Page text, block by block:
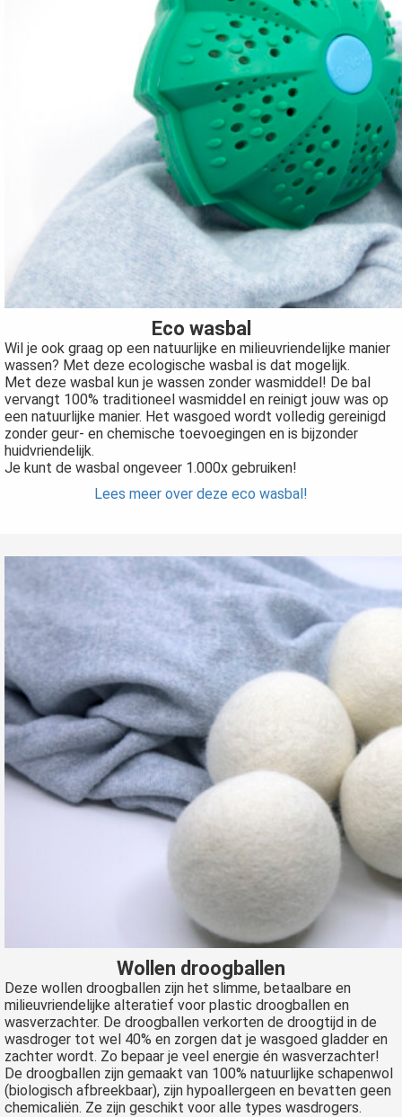
Eco wasbal
Wil je ook graag op een natuurlijke en milieuvriendelijke manier
wassen? Met deze ecologische wasbal is dat mogelijk.
Met deze wasbal kun je wassen zonder wasmiddel! De bal
vervangt 100% traditioneel wasmiddel en reinigt jouw was op
een natuurlijke manier. Het wasgoed wordt volledig gereinigd
zonder geur- en chemische toevoegingen en is bijzonder
huidvriendelijk.
Je kunt de wasbal ongeveer 1.000x gebruiken!
Lees meer over deze eco wasbal!
Wollen droogballen
Deze wollen droogballen zijn het slimme, betaalbare en
milieuvriendelijke alteratief voor plastic droogballen en
wasverzachter. De droogballen verkorten de droogtijd in de
wasdroger tot wel 40% en zorgen dat je wasgoed gladder en
zachter wordt. Zo bepaar je veel energie én wasverzachter!
De droogballen zijn gemaakt van 100% natuurlijke schapenwol
(biologisch afbreekbaar), zijn hypoallergeen en bevatten geen
chemicaliën. Ze zijn geschikt voor alle types wasdrogers.